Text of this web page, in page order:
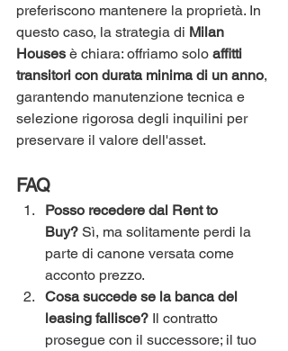
preferiscono mantenere la proprietà. In
questo caso, la strategia di Milan
Houses è chiara: offriamo solo affitti
transitori con durata minima di un anno,
garantendo manutenzione tecnica e
selezione rigorosa degli inquilini per
preservare il valore dell'asset.
FAQ
Posso recedere dal Rent to
Buy? Sì, ma solitamente perdi la
parte di canone versata come
acconto prezzo.
Cosa succede se la banca del
leasing fallisce? Il contratto
prosegue con il successore; il tuo